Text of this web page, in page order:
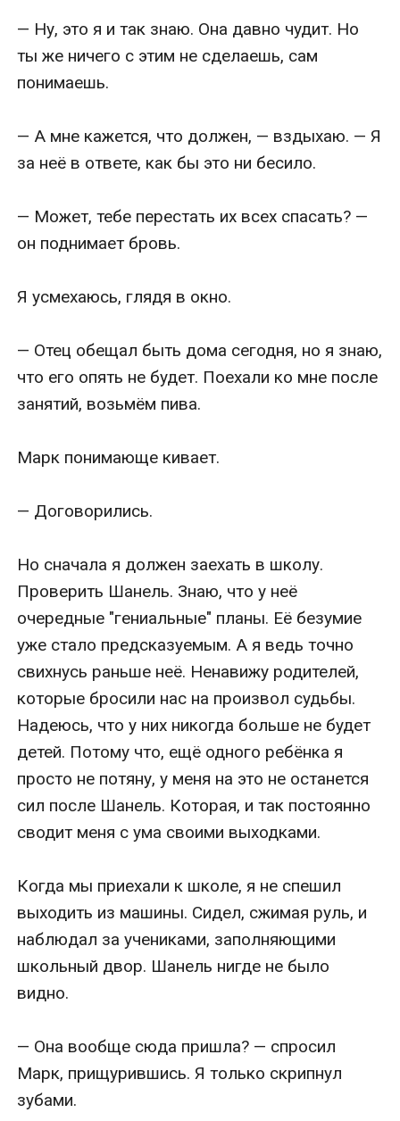
— Ну, это я и так знаю. Она давно чудит. Но
ты же ничего с этим не сделаешь, сам
понимаешь.
— А мне кажется, что должен, — вздыхаю. — Я
за неё в ответе, как бы это ни бесило.
— Может, тебе перестать их всех спасать? —
он поднимает бровь.
Я усмехаюсь, глядя в окно.
— Отец обещал быть дома сегодня, но я знаю,
что его опять не будет. Поехали ко мне после
занятий, возьмём пива.
Марк понимающе кивает.
— Договорились.
Но сначала я должен заехать в школу.
Проверить Шанель. Знаю, что у неё
очередные "гениальные" планы. Её безумие
уже стало предсказуемым. А я ведь точно
свихнусь раньше неё. Ненавижу родителей,
которые бросили нас на произвол судьбы.
Надеюсь, что у них никогда больше не будет
детей. Потому что, ещё одного ребёнка я
просто не потяну, у меня на это не останется
сил после Шанель. Которая, и так постоянно
сводит меня с ума своими выходками.
Когда мы приехали к школе, я не спешил
выходить из машины. Сидел, сжимая руль, и
наблюдал за учениками, заполняющими
школьный двор. Шанель нигде не было
видно.
— Она вообще сюда пришла? — спросил
Марк, прищурившись. Я только скрипнул
зубами.